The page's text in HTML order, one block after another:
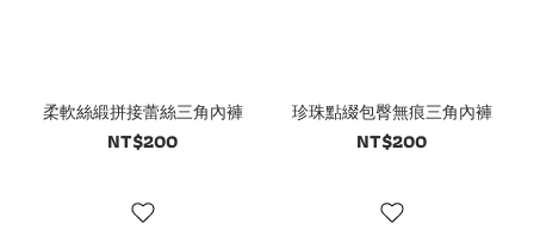
柔軟絲緞拼接蕾絲三角內褲
NT$200
珍珠點綴包臀無痕三角內褲
NT$200